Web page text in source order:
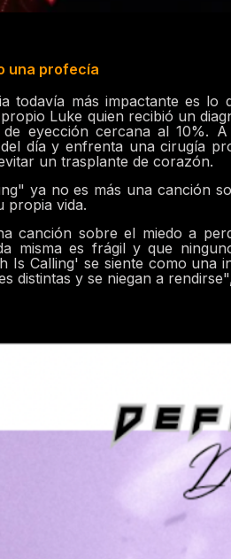
una profecía
todavía más impactante es
Luke quien recibió un
eyección cercana al 10%.
día y enfrenta una cirugía
un trasplante de corazón.
ya no es más una canción
propia vida.
canción sobre el miedo a
misma es frágil y que
Is Calling' se siente como una
distintas y se niegan a